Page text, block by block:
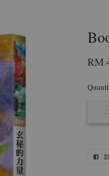
RM